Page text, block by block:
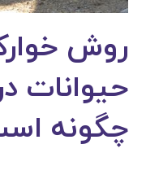
روش
حیوانات
چگونه